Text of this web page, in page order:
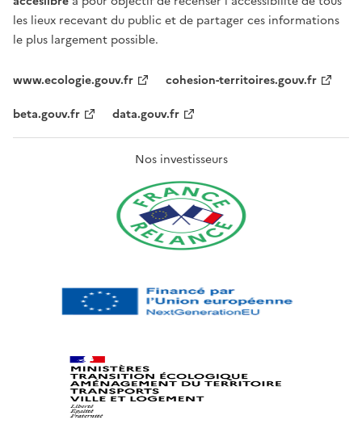
les lieux recevant du public et de partager ces informations
le plus largement possible.
www.ecologie.gouv.fr
cohesion-territoires.gouv.fr
beta.gouv.fr
data.gouv.fr
Nos investisseurs